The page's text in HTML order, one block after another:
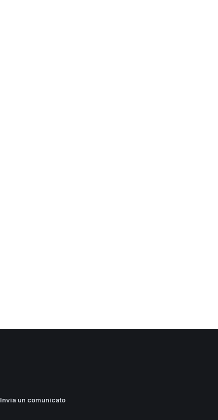
Invia un comunicato